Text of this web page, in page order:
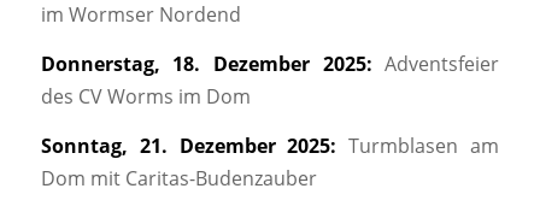
im Wormser Nordend
Donnerstag, 18. Dezember 2025: Adventsfeier
des CV Worms im Dom
Sonntag, 21. Dezember 2025: Turmblasen am
Dom mit Caritas-Budenzauber